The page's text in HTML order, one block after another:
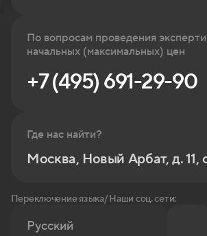
По вопросам проведения
начальных (максимальных) цен
+7 (495) 691-29-90
Где нас найти?
Москва, Новый Арбат, д. 11,
Переключение языка/ Наши соц. сети:
Русский